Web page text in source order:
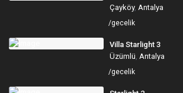
Çayköy,Antalya
/gecelik
Villa Starlight 3
Üzümlü,Antalya
/gecelik